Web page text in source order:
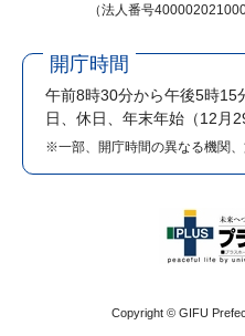
（法人番号
開庁時間
午前8時30分から午後5時15
日、休日、年末年始（12月
※一部、開庁時間の異なる機関、
Copyright © GIFU